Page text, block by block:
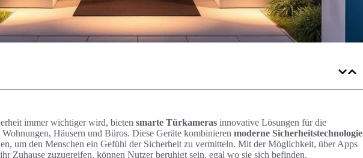
immer wichtiger wird, bieten smarte Türkameras innovative Lösungen für die
Häusern und Büros. Diese Geräte kombinieren moderne Sicherheitstechnologie
um den Menschen ein Gefühl der Sicherheit zu vermitteln. Mit der Möglichkeit, über Apps
Zuhause zuzugreifen, können Nutzer beruhigt sein, egal wo sie sich befinden.